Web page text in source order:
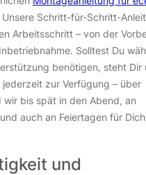
Unsere Schritt-für-Schritt-
Arbeitsschritt – von der
Solltest Du
benötigen, steht Dir
jederzeit zur Verfügung – über
wir bis spät in den Abend, an
auch an Feiertagen für Dich
und